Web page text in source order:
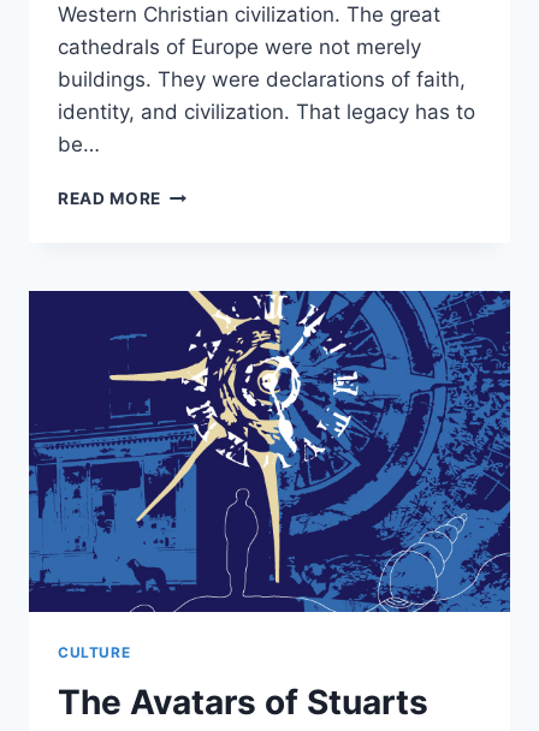
Western Christian civilization. The great
cathedrals of Europe were not merely
buildings. They were declarations of faith,
identity, and civilization. That legacy has to
be…
READ MORE CHENGDU
FRENCH
ARTIST
WITH
A
PURPOSE
CULTURE
The Avatars of Stuarts